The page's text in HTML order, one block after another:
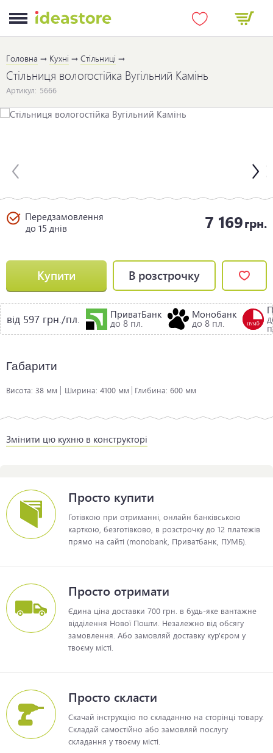
Головна Кухні Стільниці
Стільниця вологостійка Вугільний Камінь
Артикул: 5666
7 169грн.
Передзамовлення
до 15 днів
Купити В розстрочку
від 597 грн./пл. ПриватБанк
до 8 пл.
Монобанк
до 8 пл.
Габарити
Висота: 38 мм Ширина: 4100 мм Глибина: 600 мм
Змінити цю кухню в конструкторі
Просто купити
Готівкою при отриманні, онлайн банківською
карткою, безготівково, в розстрочку до 12 платежів
прямо на сайті (monobank, Приватбанк, ПУМБ).
Просто отримати
Єдина ціна доставки 700 грн. в будь-яке вантажне
відділення Нової Пошти. Незалежно від обсягу
замовлення. Або замовляй доставку кур'єром у
твоєму місті.
Просто скласти
Скачай інструкцію по складанню на сторінці товару.
Складай самостійно або замовляй послугу
складання у твоєму місті.